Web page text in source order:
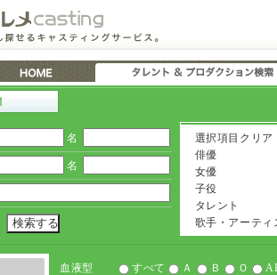
名
名
選択項目クリア
俳優
女優
子役
タレント
歌手・アーティ
血液型 すべて Ａ Ｂ Ｏ